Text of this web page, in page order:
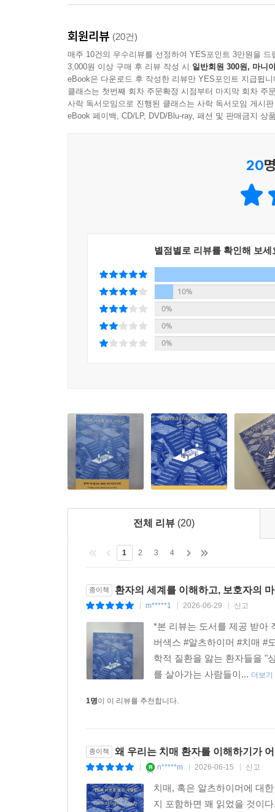
기억의 미로를 헤매지 않기 위해
뇌의 작동 방식이 돌봄을 어렵게 만든다는 사실을
않을 때로 말이다. 그러나 그 이중성이 역설적으
증상과 질병으로만 치부한다면 환자에게서 인간
“아시다시피 저는 어떤 면에서 이 경험이 무척
자신에 대해 많은 걸 배웠어요. 저의 한계에 대해
않았지만, 아직도 사랑이 있다는 걸, 사랑이 떠
물론 질병 초기에는 많은 보호자가 힘듦을 토
환자는 평생 함께한, 사랑하는 대상이다. 8장 「
돌봄의 어려움을 이겨내는 힘을 준다는 것을
쓰다듬어주는 할머니와 같은 사람이다. 줄리아에
환자의 이중성은 우리가 그들을 하나의 인격체로
알츠하이머 환자와 보호자를 위해
알츠하이머 증상을 보이며, 환자를 돌보는 사람
2026년 한국의 치매 환자는 대략 100만 명으로,
돌보는 보호자의 수는 최소 100만 명에서 최대
보호자에게 가장 큰 부담은 간병비, 병원비 등
저자 다샤 키퍼는 이러한 보호자의 입장을 새롭게
우리는 환자뿐만 아니라 그들과 함께 미로를 여
그들에게서 비로소 우리 자신을 볼 수 있기 때문이
수정해야 하는 고충을 상상하려고 애쓴다. 색
떠오른다. “만일 그들이 가르쳐주지 않았다면
것이다.” 나는 이렇게 맞장구치고 싶어진다. “그
회원리뷰 (20건)
매주 10건의 우수리뷰를 선정하여 YES포인트 3만원을 드
3,000원 이상 구매 후 리뷰 작성 시 일반회원 300원, 마니
eBook은 다운로드 후 작성한 리뷰만 YES포인트 지급됩니
클래스는 첫번째 회차 주문확정 시점부터 마지막 회차 주
사락 독서모임으로 진행된 클래스는 사락 독서모임 게시
eBook 페이백, CD/LP, DVD/Blu-ray, 패션 및 판매금지 상
20
별점별로 리뷰를 확인해 보세
10%
0%
0%
0%
전체 리뷰 (20)
1 2 3 4
종이책 환자의 세계를 이해하고, 보호자의
m*****1 2026-06-29 신고
*본 리뷰는 도서를 제공 받아
버색스 #알츠하이머 #치매 #
학적 질환을 앓는 환자들을 "
를 살아가는 사람들이... 더보기
1명이 이 리뷰를 추천합니다.
종이책 왜 우리는 치매 환자를 이해하기가
n*****m 2026-06-15 신고
치매, 혹은 알츠하이머에 대
지 포함하면 꽤 읽었을 것이